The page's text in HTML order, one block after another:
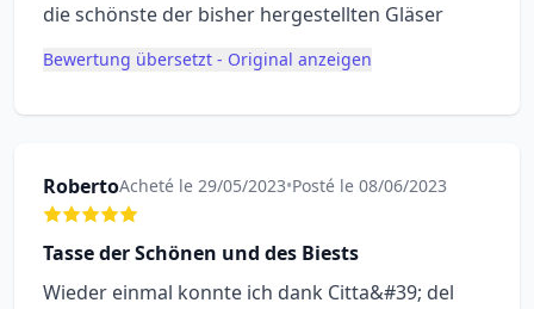
die schönste der bisher hergestellten Gläser
Bewertung übersetzt - Original anzeigen
RobertoAcheté le 29/05/2023•Posté le 08/06/2023
Tasse der Schönen und des Biests
Wieder einmal konnte ich dank Citta&#39; del